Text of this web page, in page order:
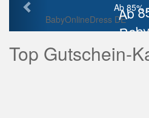
Ab
Ab 85%
BabyOnlineDress DE
Top Gutschein-